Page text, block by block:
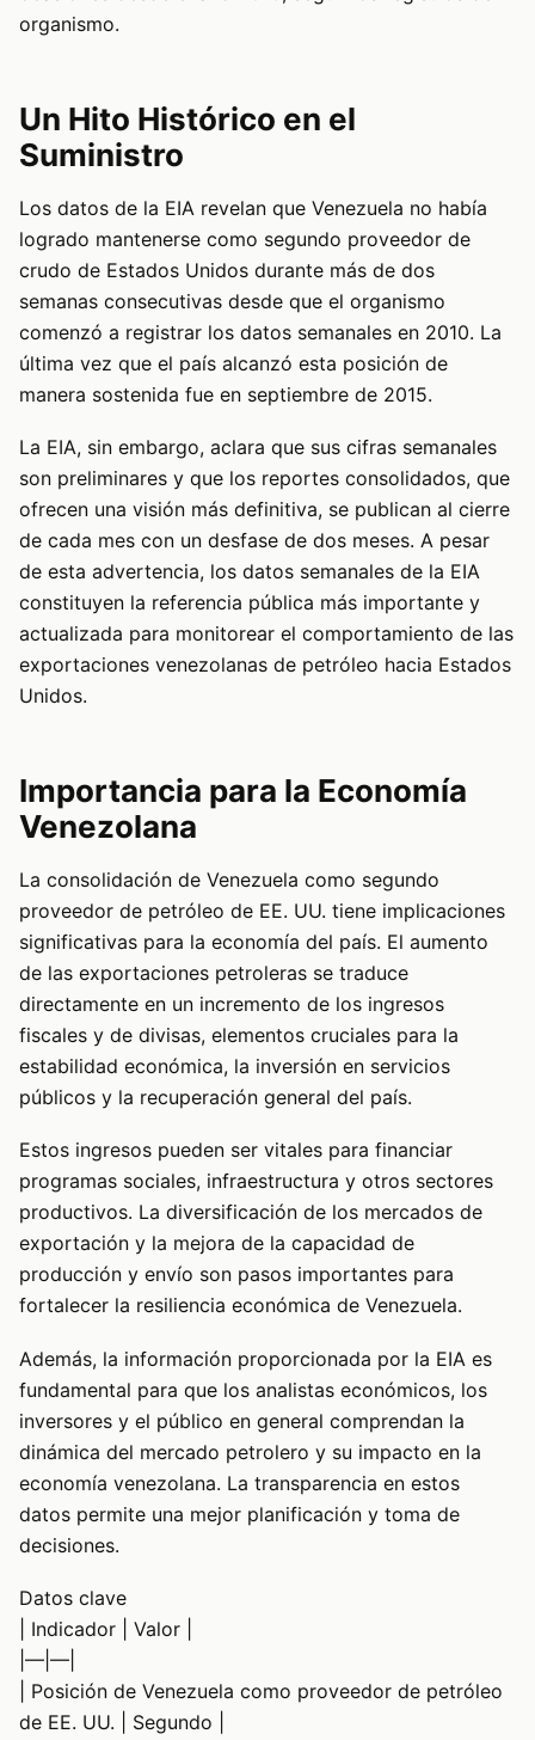
organismo.
Un Hito Histórico en el
Suministro
Los datos de la EIA revelan que Venezuela no había
logrado mantenerse como segundo proveedor de
crudo de Estados Unidos durante más de dos
semanas consecutivas desde que el organismo
comenzó a registrar los datos semanales en 2010. La
última vez que el país alcanzó esta posición de
manera sostenida fue en septiembre de 2015.
La EIA, sin embargo, aclara que sus cifras semanales
son preliminares y que los reportes consolidados, que
ofrecen una visión más definitiva, se publican al cierre
de cada mes con un desfase de dos meses. A pesar
de esta advertencia, los datos semanales de la EIA
constituyen la referencia pública más importante y
actualizada para monitorear el comportamiento de las
exportaciones venezolanas de petróleo hacia Estados
Unidos.
Importancia para la Economía
Venezolana
La consolidación de Venezuela como segundo
proveedor de petróleo de EE. UU. tiene implicaciones
significativas para la economía del país. El aumento
de las exportaciones petroleras se traduce
directamente en un incremento de los ingresos
fiscales y de divisas, elementos cruciales para la
estabilidad económica, la inversión en servicios
públicos y la recuperación general del país.
Estos ingresos pueden ser vitales para financiar
programas sociales, infraestructura y otros sectores
productivos. La diversificación de los mercados de
exportación y la mejora de la capacidad de
producción y envío son pasos importantes para
fortalecer la resiliencia económica de Venezuela.
Además, la información proporcionada por la EIA es
fundamental para que los analistas económicos, los
inversores y el público en general comprendan la
dinámica del mercado petrolero y su impacto en la
economía venezolana. La transparencia en estos
datos permite una mejor planificación y toma de
decisiones.
Datos clave
| Indicador | Valor |
|—|—|
| Posición de Venezuela como proveedor de petróleo
de EE. UU. | Segundo |